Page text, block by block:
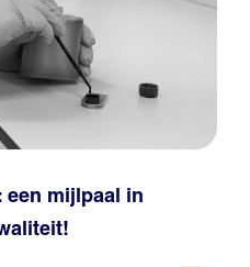
een mijlpaal in